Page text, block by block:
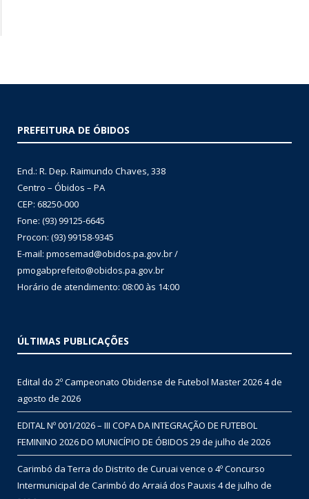
PREFEITURA DE ÓBIDOS
End.: R. Dep. Raimundo Chaves, 338
Centro – Óbidos – PA
CEP: 68250-000
Fone: (93) 99125-6645
Procon: (93) 99158-9345
E-mail: pmosemad@obidos.pa.gov.br /
pmogabprefeito@obidos.pa.gov.br
Horário de atendimento: 08:00 às 14:00
ÚLTIMAS PUBLICAÇÕES
Edital do 2º Campeonato Obidense de Futebol Master 20264 de
agosto de 2026
EDITAL Nº 001/2026 – III COPA DA INTEGRAÇÃO DE FUTEBOL
FEMININO 2026 DO MUNICÍPIO DE ÓBIDOS 29 de julho de 2026
Carimbó da Terra do Distrito de Curuai vence o 4º Concurso
Intermunicipal de Carimbó do Arraiá dos Pauxis 4 de julho de